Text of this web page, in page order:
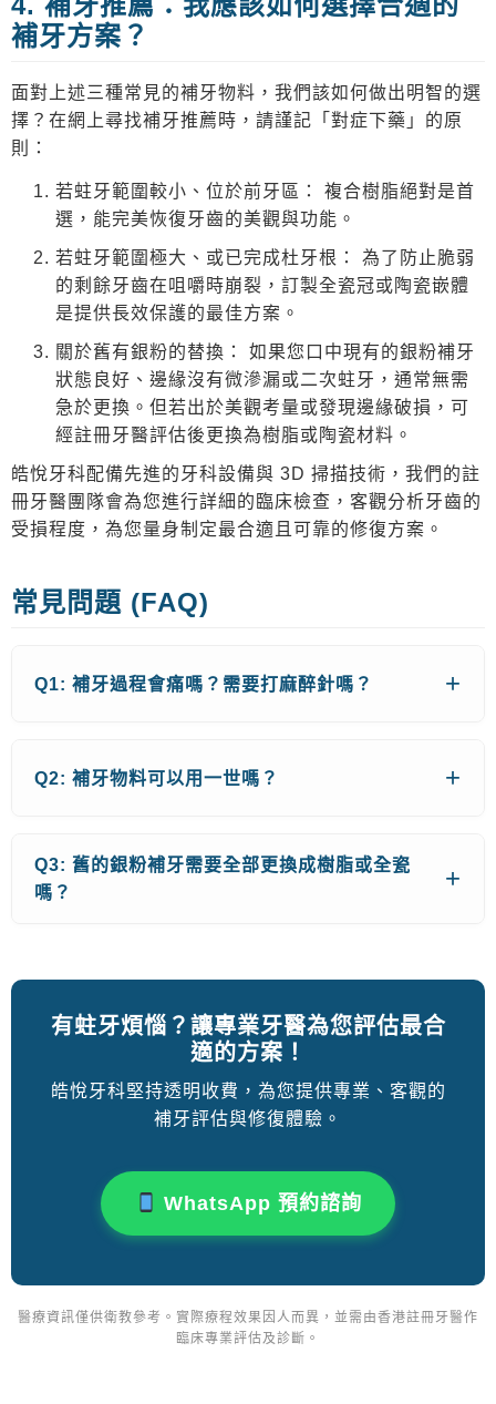
補牙方案？
面對上述三種常見的補牙物料 ，我們該如何做出明智的選
擇？在網上尋找補牙推薦 時，請謹記「對症下藥」的原
則：
若蛀牙範圍較小、位於前牙區：
複合樹脂絕對是首
選，能完美恢復牙齒的美觀與功能。
若蛀牙範圍極大、或已完成杜牙根：
為了防止脆弱
的剩餘牙齒在咀嚼時崩裂，訂製全瓷冠或陶瓷嵌體
是提供長效保護的最佳方案。
關於舊有銀粉的替換：
如果您口中現有的銀粉補牙
狀態良好、邊緣沒有微滲漏或二次蛀牙，通常無需
急於更換。但若出於美觀考量或發現邊緣破損，可
經註冊牙醫評估後更換為樹脂或陶瓷材料。
皓悅牙科配備先進的牙科設備與 3D 掃描技術，我們的註
冊牙醫團隊會為您進行詳細的臨床檢查，客觀分析牙齒的
受損程度，為您量身制定最合適且可靠的修復方案。
常見問題 (FAQ)
Q1: 補牙過程會痛嗎？需要打麻醉針嗎？
Q2: 補牙物料可以用一世嗎？
Q3: 舊的銀粉補牙需要全部更換成樹脂或全瓷
嗎？
有蛀牙煩惱？讓專業牙醫為您評估最合
適的方案！
皓悅牙科堅持透明收費，為您提供專業、客觀的
補牙評估與修復體驗。
WhatsApp 預約諮詢
醫療資訊僅供衛教參考。實際療程效果因人而異，並需由香港註冊牙醫作
臨床專業評估及診斷。